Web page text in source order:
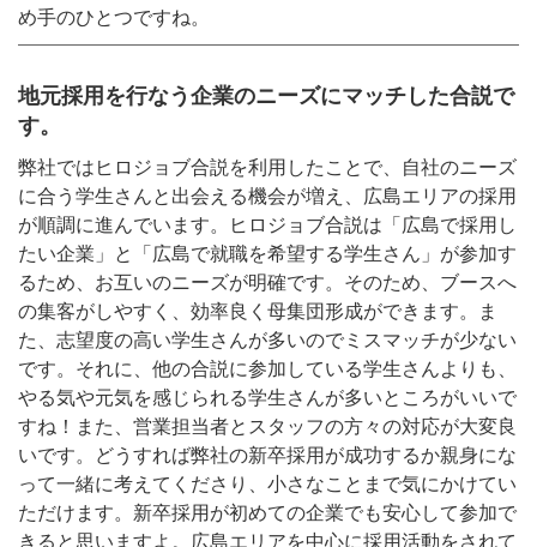
め手のひとつですね。
地元採用を行なう企業のニーズにマッチした合説で
す。
弊社ではヒロジョブ合説を利用したことで、自社のニーズ
に合う学生さんと出会える機会が増え、広島エリアの採用
が順調に進んでいます。ヒロジョブ合説は「広島で採用し
たい企業」と「広島で就職を希望する学生さん」が参加す
るため、お互いのニーズが明確です。そのため、ブースへ
の集客がしやすく、効率良く母集団形成ができます。ま
た、志望度の高い学生さんが多いのでミスマッチが少ない
です。それに、他の合説に参加している学生さんよりも、
やる気や元気を感じられる学生さんが多いところがいいで
すね！また、営業担当者とスタッフの方々の対応が大変良
いです。どうすれば弊社の新卒採用が成功するか親身にな
って一緒に考えてくださり、小さなことまで気にかけてい
ただけます。新卒採用が初めての企業でも安心して参加で
きると思いますよ。広島エリアを中心に採用活動をされて